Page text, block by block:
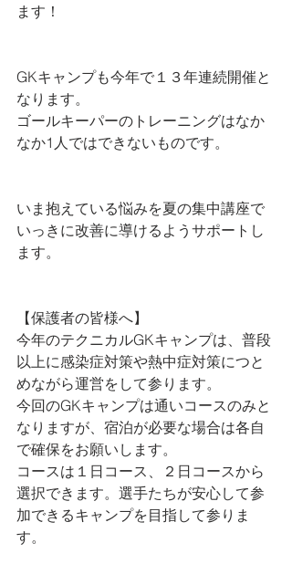
ます！
GKキャンプも今年で１３年連続開催と
なります。
ゴールキーパーのトレーニングはなか
なか1人ではできないものです。
いま抱えている悩みを夏の集中講座で
いっきに改善に導けるようサポートし
ます。
【保護者の皆様へ】
今年のテクニカルGKキャンプは、普段
以上に感染症対策や熱中症対策につと
めながら運営をして参ります。
今回のGKキャンプは通いコースのみと
なりますが、宿泊が必要な場合は各自
で確保をお願いします。
コースは１日コース、２日コースから
選択できます。選手たちが安心して参
加できるキャンプを目指して参りま
す。